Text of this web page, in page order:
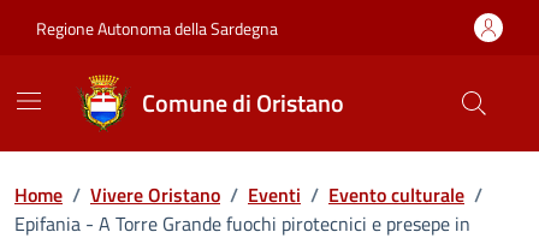
Regione Autonoma della Sardegna
Comune di Oristano
Home / Vivere Oristano / Eventi / Evento culturale /
Epifania - A Torre Grande fuochi pirotecnici e presepe in